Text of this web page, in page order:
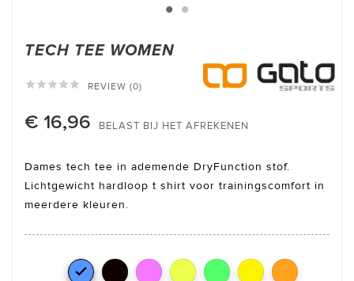
TECH TEE WOMEN
     REVIEW (0)
€ 16,96 BELAST BIJ HET AFREKENEN
Dames tech tee in ademende DryFunction stof.
Lichtgewicht hardloop t shirt voor trainingscomfort in
meerdere kleuren.
